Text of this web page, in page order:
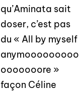
qu’Aminata sait
doser, c’est pas
du « All by myself
anymooooooooo
ooooooore »
façon Céline